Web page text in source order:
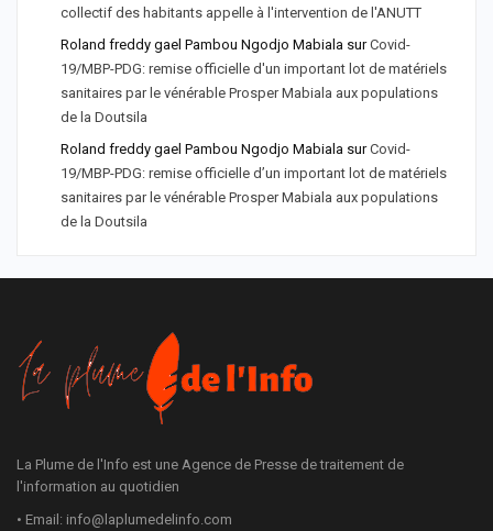
collectif des habitants appelle à l'intervention de l'ANUTT
Roland freddy gael Pambou Ngodjo Mabiala surCovid-
19/MBP-PDG: remise officielle d'un important lot de matériels
sanitaires par le vénérable Prosper Mabiala aux populations
de la Doutsila
Roland freddy gael Pambou Ngodjo Mabiala surCovid-
19/MBP-PDG: remise officielle d’un important lot de matériels
sanitaires par le vénérable Prosper Mabiala aux populations
de la Doutsila
La Plume de l'Info est une Agence de Presse de traitement de
l'information au quotidien
• Email: info@laplumedelinfo.com